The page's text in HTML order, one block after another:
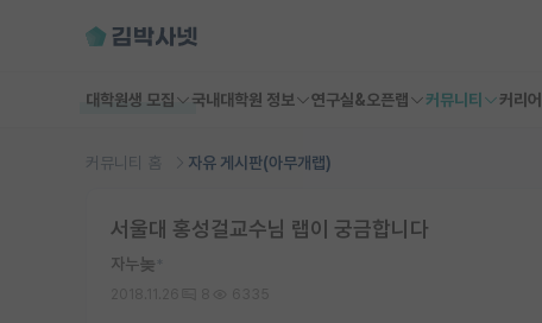
대학원생 모집 국내대학원 정보 연구실&오픈랩 커뮤니티 커리어
커뮤니티 홈 자유 게시판(아무개랩)
서울대 홍성걸교수님 랩이 궁금합니다
자누놎